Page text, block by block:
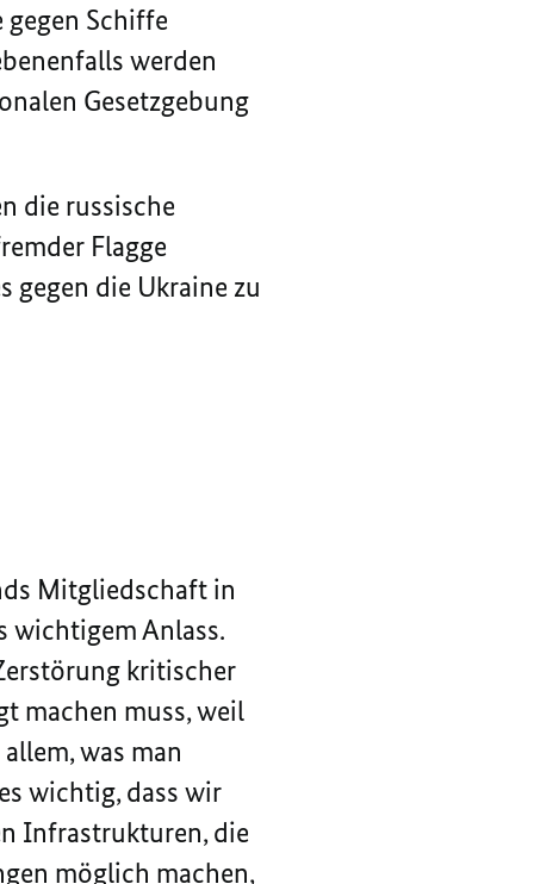
Schiffe
werden
Gesetzgebung
die russische
Flagge
gegen die Ukraine zu
Mitgliedschaft in
wichtigem Anlass.
kritischer
machen muss, weil
was man
wichtig, dass wir
Infrastrukturen, die
möglich machen,